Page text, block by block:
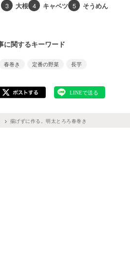
3 大根 4 キャベツ 5 そうめん
に関するキーワード
春巻き 定番の野菜 長芋
揚げずに作る。明太とろろ春巻き